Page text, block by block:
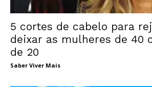
5 cortes de cabelo para
deixar as mulheres de 40
de 20
Saber Viver Mais